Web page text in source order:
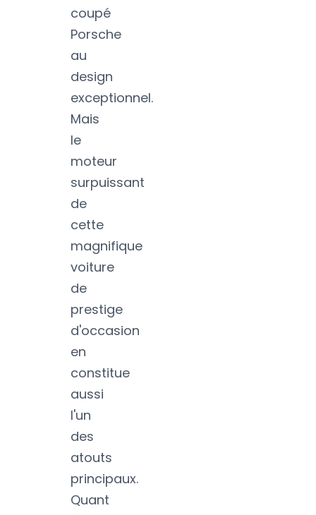
coupé
Porsche
au
design
exceptionnel.
Mais
le
moteur
surpuissant
de
cette
magnifique
voiture
de
prestige
d'occasion
en
constitue
aussi
l'un
des
atouts
principaux.
Quant